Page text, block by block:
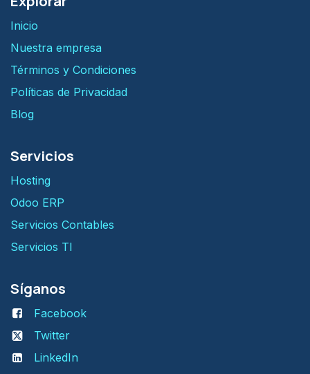
Inicio
Nuestra empresa
Términos y Condiciones
Políticas de Privacidad
Blog
Servicios
H​osting
Odoo ERP
Servicios Contables
Servicios TI
Síganos
Facebook
Twitter
LinkedIn